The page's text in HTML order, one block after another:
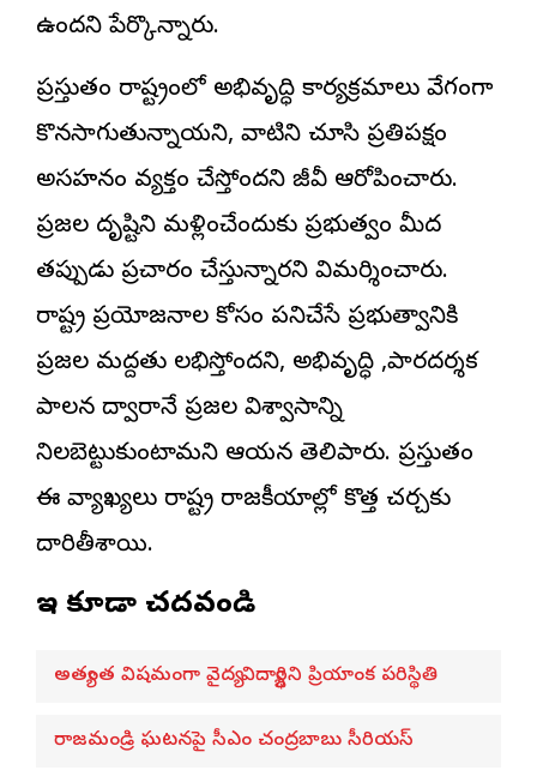
ఉందని పేర్కొన్నారు.
ప్రస్తుతం రాష్ట్రంలో అభివృద్ధి కార్యక్రమాలు వేగంగా
కొనసాగుతున్నాయని, వాటిని చూసి ప్రతిపక్షం
అసహనం వ్యక్తం చేస్తోందని జీవీ ఆరోపించారు.
ప్రజల దృష్టిని మళ్లించేందుకు ప్రభుత్వం మీద
తప్పుడు ప్రచారం చేస్తున్నారని విమర్శించారు.
రాష్ట్ర ప్రయోజనాల కోసం పనిచేసే ప్రభుత్వానికి
ప్రజల మద్దతు లభిస్తోందని, అభివృద్ధి ,పారదర్శక
పాలన ద్వారానే ప్రజల విశ్వాసాన్ని
నిలబెట్టుకుంటామని ఆయన తెలిపారు. ప్రస్తుతం
ఈ వ్యాఖ్యలు రాష్ట్ర రాజకీయాల్లో కొత్త చర్చకు
దారితీశాయి.
ఇవి కూడా చదవండి
అత్యంత విషమంగా వైద్య విద్యార్థిని ప్రియాంక పరిస్థితి
రాజమండ్రి ఘటనపై సీఎం చంద్రబాబు సీరియస్